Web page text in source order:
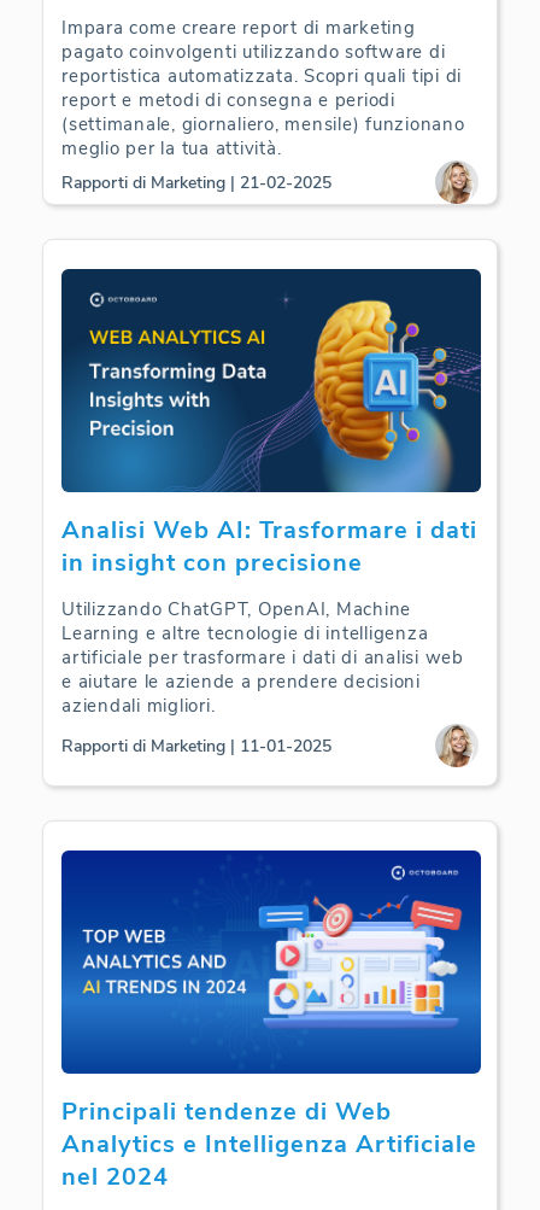
Impara come creare report di marketing
pagato coinvolgenti utilizzando software di
reportistica automatizzata. Scopri quali tipi di
report e metodi di consegna e periodi
(settimanale, giornaliero, mensile) funzionano
meglio per la tua attività.
Rapporti di Marketing | 21-02-2025
Analisi Web AI: Trasformare i dati
in insight con precisione
Utilizzando ChatGPT, OpenAI, Machine
Learning e altre tecnologie di intelligenza
artificiale per trasformare i dati di analisi web
e aiutare le aziende a prendere decisioni
aziendali migliori.
Rapporti di Marketing | 11-01-2025
Principali tendenze di Web
Analytics e Intelligenza Artificiale
nel 2024